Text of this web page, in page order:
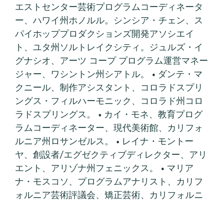
エストセンター芸術プログラムコーディネータ
ー、ハワイ州ホノルル。シンシア・チェン、ス
パイホッププロダクションズ開発アソシエイ
ト、ユタ州ソルトレイクシティ。ジュルズ・イ
グナシオ、アーツ コープ プログラム運営マネー
ジャー、ワシントン州シアトル。 • ダンテ・マ
クニール、制作アシスタント、コロラドスプリ
ングス・フィルハーモニック、コロラド州コロ
ラドスプリングス。 • カイ・モネ、教育プログ
ラムコーディネーター、現代美術館、カリフォ
ルニア州ロサンゼルス。 • レイナ・モントー
ヤ、創設者/エグゼクティブディレクター、アリ
エント、アリゾナ州フェニックス。 • マリア
ナ・モスコソ、プログラムアナリスト、カリフ
ォルニア芸術評議会、矯正芸術、カリフォルニ